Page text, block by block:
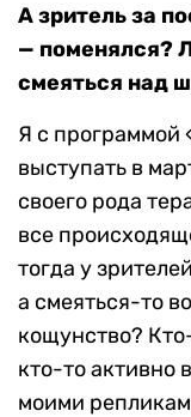
А зритель за
— поменялся?
смеяться над
Я с программой
выступать в
своего рода
все
тогда у
а смеяться-то
кощунство?
кто-то активно
моими